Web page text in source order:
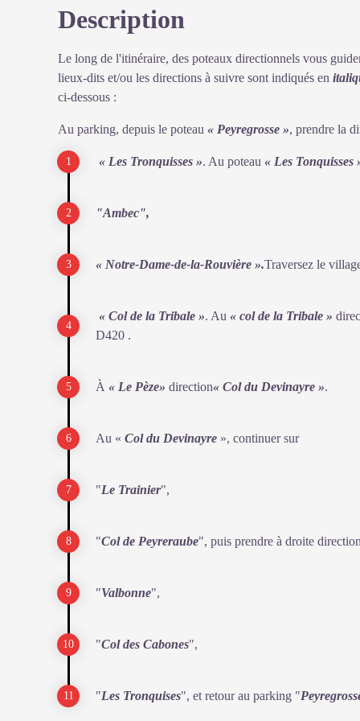
Voir l'image en plein écran
Description
Le long de l'itinéraire, des poteaux directionnels vous
lieux-dits et/ou les directions à suivre sont indiqués en
ci-dessous :
Au parking, depuis le poteau « Peyregrosse », prendre la
« Les Tronquisses ». Au poteau « Les Tonquisses
"Ambec",
« Notre-Dame-de-la-Rouvière ».Traversez le
« Col de la Tribale ». Au « col de la Tribale »
D420 .
À « Le Pèze» direction« Col du Devinayre ».
Au « Col du Devinayre », continuer sur
"Le Trainier",
"Col de Peyreraube", puis prendre à droite direction
"Valbonne",
"Col des Cabones",
"Les Tronquises", et retour au parking "